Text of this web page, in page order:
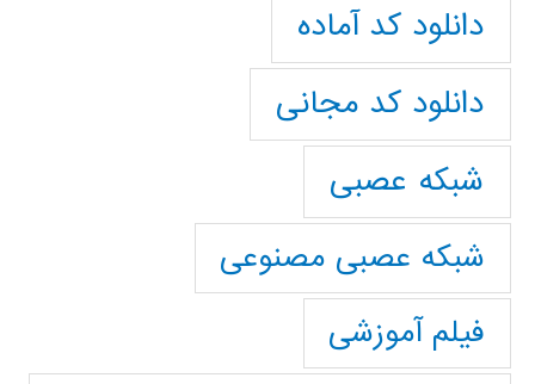
دانلود کد آماده
دانلود کد مجانی
شبکه عصبی
شبکه عصبی مصنوعی
فیلم آموزشی